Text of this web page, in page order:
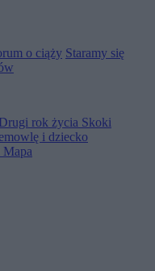
o ciąży Staramy się
Drugi rok życia Skoki
i dziecko
Mapa